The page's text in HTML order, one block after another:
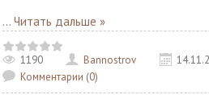
... Читать дальше »
1190 Bannostrov
Комментарии (0)